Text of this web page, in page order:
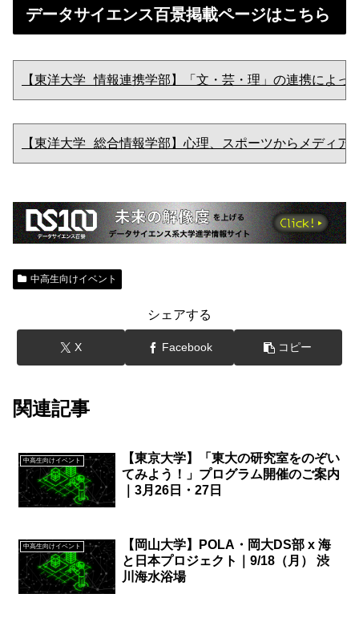
データサイエンス百景掲載ページはこちら
【東洋大学 情報連携学部】「文・芸・理」の連携によっ
【東洋大学 総合情報学部】心理、スポーツからメディア
中高生向けイベント
シェアする
X Facebook コピー
関連記事
中高生向けイベント
【東京大学】「東大の研究室をのぞい
てみよう！」プログラム開催のご案内
｜3月26日・27日
中高生向けイベント
【岡山大学】POLA・岡大DS部 x 海
と日本プロジェクト｜9/18（月） 渋
川海水浴場